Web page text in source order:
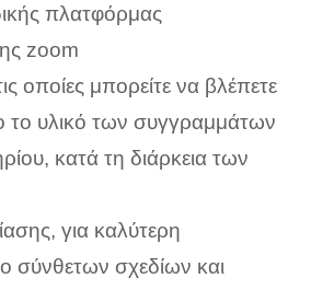
πλατφόρμας
zoom
οποίες μπορείτε να βλέπετε
το υλικό των συγγραμμάτων
κατά τη διάρκεια των
για καλύτερη
σύνθετων σχεδίων και